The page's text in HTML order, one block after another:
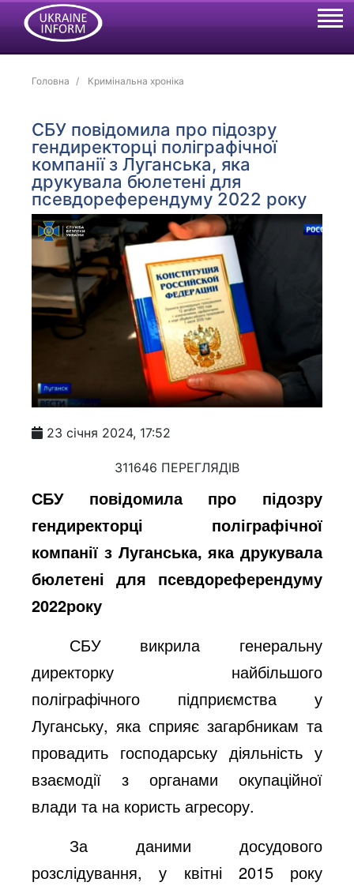
Головна Кримінальна хроніка
СБУ повідомила про підозру
гендиректорці поліграфічної
компанії з Луганська, яка
друкувала бюлетені для
псевдореферендуму 2022 року
23 січня 2024, 17:52
311646 ПЕРЕГЛЯДІВ
СБУ повідомила про підозру
гендиректорці поліграфічної
компанії з Луганська, яка друкувала
бюлетені для псевдореферендуму
2022року
СБУ викрила генеральну
директорку найбільшого
поліграфічного підприємства у
Луганську, яка сприяє загарбникам та
провадить господарську діяльність у
взаємодії з органами окупаційної
влади та на користь агресору.
За даними досудового
розслідування, у квітні 2015 року